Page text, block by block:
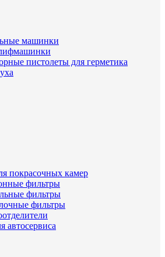
машинки
пистолеты для герметика
покрасочных камер
фильтры
фильтры
фильтры
автосервиса